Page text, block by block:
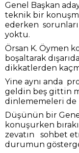
Genel Başkan
teknik bir
ederken
yoktu.
Örsan K. Öymen
boşaltarak
dikkatlerden
Yine aynı anda
geldin beş gittin
dinlememeleri
Düşünün bir
konuşurken
zevatın sohbet
durumun